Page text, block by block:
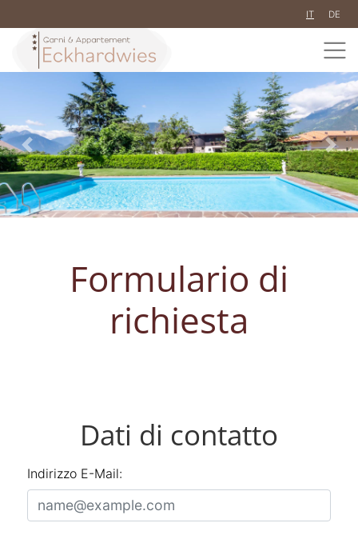
IT DE
Previous Next
Formulario di
richiesta
Dati di contatto
Indirizzo E-Mail: